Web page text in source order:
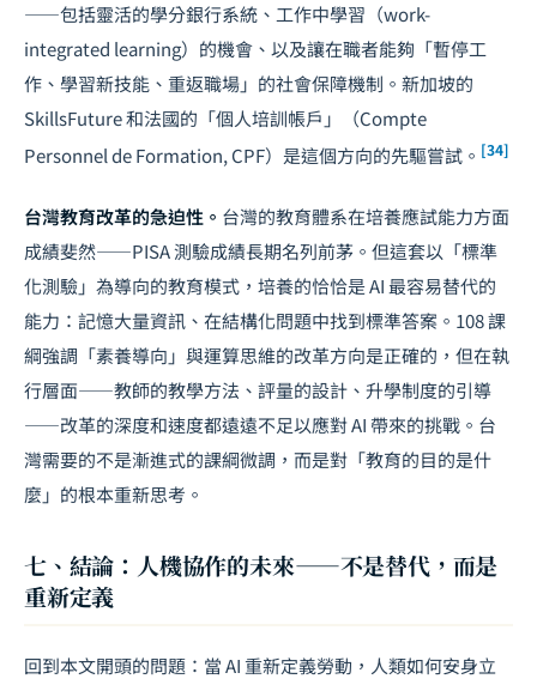
——包括靈活的學分銀行系統、工作中學習（work-
integrated learning）的機會、以及讓在職者能夠「暫停工
作、學習新技能、重返職場」的社會保障機制。新加坡的
SkillsFuture 和法國的「個人培訓帳戶」（Compte
Personnel de Formation, CPF）是這個方向的先驅嘗試。 [34]
台灣教育改革的急迫性。 台灣的教育體系在培養應試能力方面
成績斐然——PISA 測驗成績長期名列前茅。但這套以「標準
化測驗」為導向的教育模式，培養的恰恰是 AI 最容易替代的
能力：記憶大量資訊、在結構化問題中找到標準答案。108 課
綱強調「素養導向」與運算思維的改革方向是正確的，但在執
行層面——教師的教學方法、評量的設計、升學制度的引導
——改革的深度和速度都遠遠不足以應對 AI 帶來的挑戰。台
灣需要的不是漸進式的課綱微調，而是對「教育的目的是什
麼」的根本重新思考。
七、結論：人機協作的未來——不是替代，而是
重新定義
回到本文開頭的問題：當 AI 重新定義勞動，人類如何安身立